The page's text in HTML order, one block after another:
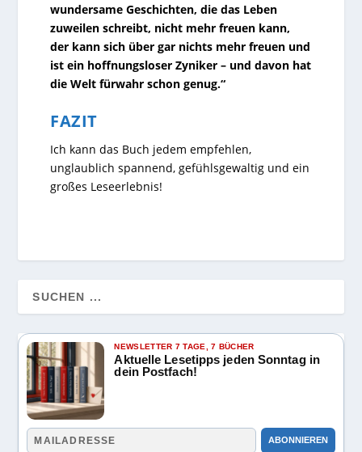
wundersame Geschichten, die das Leben
zuweilen schreibt, nicht mehr freuen kann,
der kann sich über gar nichts mehr freuen und
ist ein hoffnungsloser Zyniker – und davon hat
die Welt fürwahr schon genug.“
FAZIT
Ich kann das Buch jedem empfehlen,
unglaublich spannend, gefühlsgewaltig und ein
großes Leseerlebnis!
NEWSLETTER 7 TAGE, 7 BÜCHER
Aktuelle Lesetipps jeden Sonntag in
dein Postfach!
ABONNIEREN